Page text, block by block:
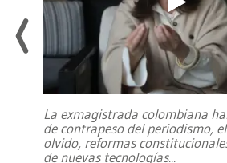
La exmagistrada colombiana
de contrapeso del periodismo,
olvido, reformas
de nuevas tecnologías...